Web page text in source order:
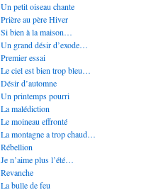
Un petit oiseau chante
Prière au père Hiver
Si bien à la maison…
Un grand désir d’exode…
Premier essai
Le ciel est bien trop bleu…
Désir d’automne
Un printemps pourri
La malédiction
Le moineau effronté
La montagne a trop chaud…
Rébellion
Je n’aime plus l’été…
Revanche
La bulle de feu